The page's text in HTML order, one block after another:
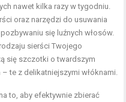
nawet kilka razy w tygodniu.
oraz narzędzi do usuwania
się luźnych włosów.
sierści Twojego
się szczotki o twardszym
te z delikatniejszymi włóknami.
to, aby efektywnie zbierać